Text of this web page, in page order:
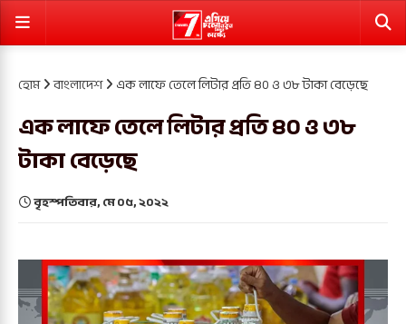
হোম বাংলাদেশ এক লাফে তেলে লিটার প্রতি ৪০ ও ৩৮ টাকা বেড়েছে
এক লাফে তেলে লিটার প্রতি ৪০ ও ৩৮
টাকা বেড়েছে
বৃহস্পতিবার, মে ০৫, ২০২২